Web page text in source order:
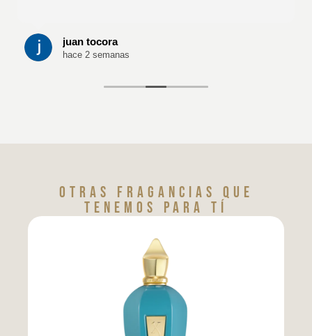
juan tocora
hace 2 semanas
Otras fragancias que
tenemos para tí